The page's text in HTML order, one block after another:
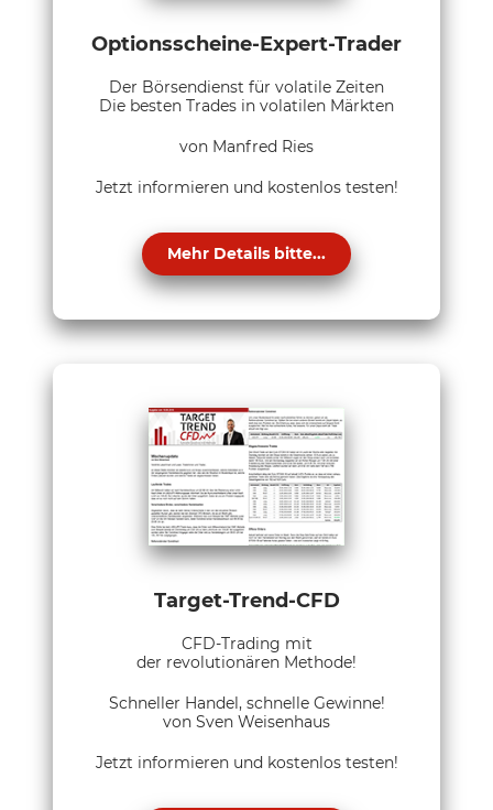
Optionsscheine-Expert-Trader
Der Börsendienst für volatile Zeiten
Die besten Trades in volatilen Märkten
von Manfred Ries
Jetzt informieren und kostenlos testen!
Mehr Details bitte...
Target-Trend-CFD
CFD-Trading mit
der revolutionären Methode!
Schneller Handel, schnelle Gewinne!
von Sven Weisenhaus
Jetzt informieren und kostenlos testen!